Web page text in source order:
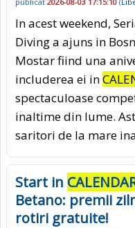
In acest weekend,
Diving a ajuns in
Mostar fiind una
includerea ei in
spectaculoase
inaltime din lume.
saritori de la mare
Start in
Betano: premii
rotiri gratuite!